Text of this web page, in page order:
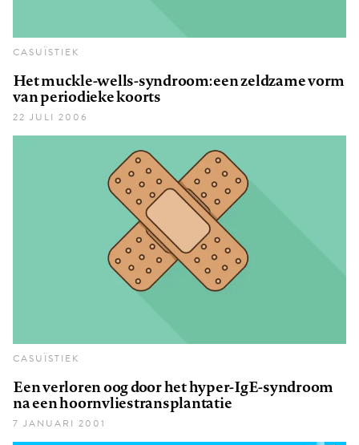
CASUÏSTIEK
Het muckle-wells-syndroom: een zeldzame vorm
van periodieke koorts
22 JULI 2006
CASUÏSTIEK
Een verloren oog door het hyper-IgE-syndroom
na een hoornvliestransplantatie
7 JANUARI 2001